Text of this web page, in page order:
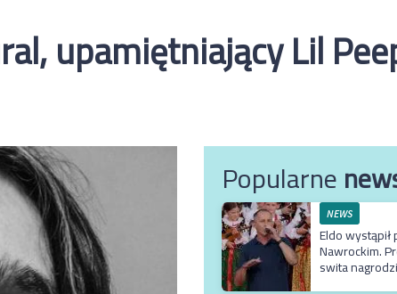
upamiętniający Lil
Popularne
NEWS
Eldo
Nawrockim.
swita